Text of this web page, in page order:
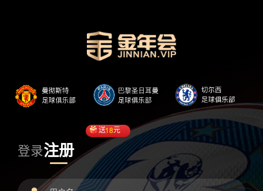
登录注册
送18元